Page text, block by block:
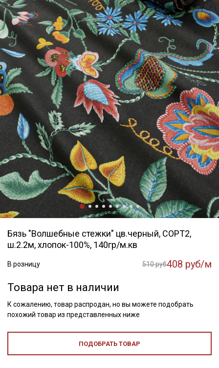
Бязь "Волшебные стежки" цв.черный, СОРТ2,
ш.2.2м, хлопок-100%, 140гр/м.кв
В розницу 510 руб408 руб/м
Товара нет в наличии
К сожалению, товар распродан, но вы можете подобрать
похожий товар из представленных ниже
ПОДОБРАТЬ ТОВАР